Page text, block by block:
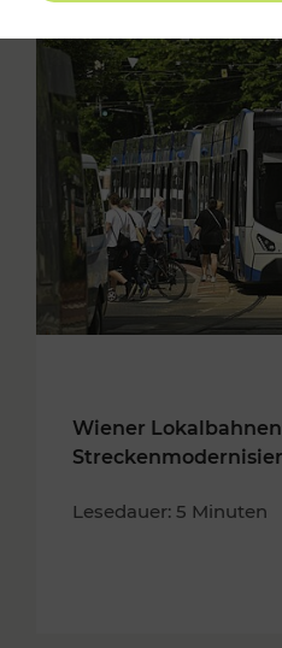
Wiener Lokalbahnen
Lesedauer: 5 Minuten